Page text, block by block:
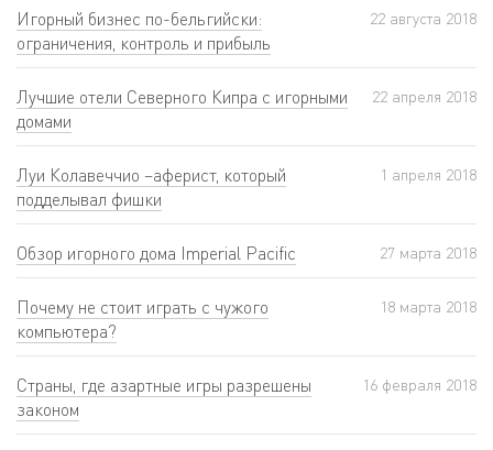
Игорный бизнес по-бельгийски:
ограничения, контроль и прибыль
22 августа 2018
Лучшие отели Северного Кипра с игорными
домами
22 апреля 2018
Луи Колавеччио –аферист, который
подделывал фишки
1 апреля 2018
Обзор игорного дома Imperial Pacific 27 мартa 2018
Почему не стоит играть с чужого
компьютера?
18 мартa 2018
Страны, где азартные игры разрешены
законом
16 февраля 2018